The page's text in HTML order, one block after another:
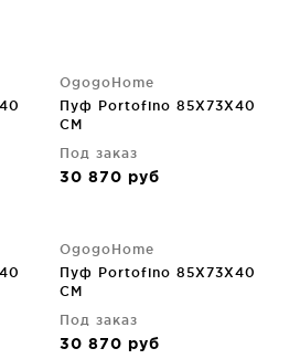
OgogoHome
Пуф Portofino 85X73X40
CM
Под заказ
30 870 руб
OgogoHome
Пуф Portofino 85X73X40
CM
Под заказ
30 870 руб